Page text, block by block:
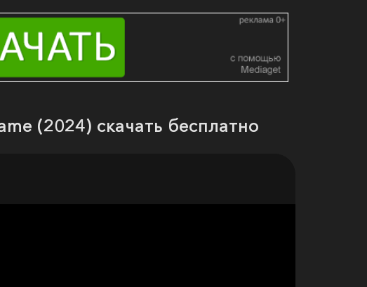
(2024) скачать бесплатно